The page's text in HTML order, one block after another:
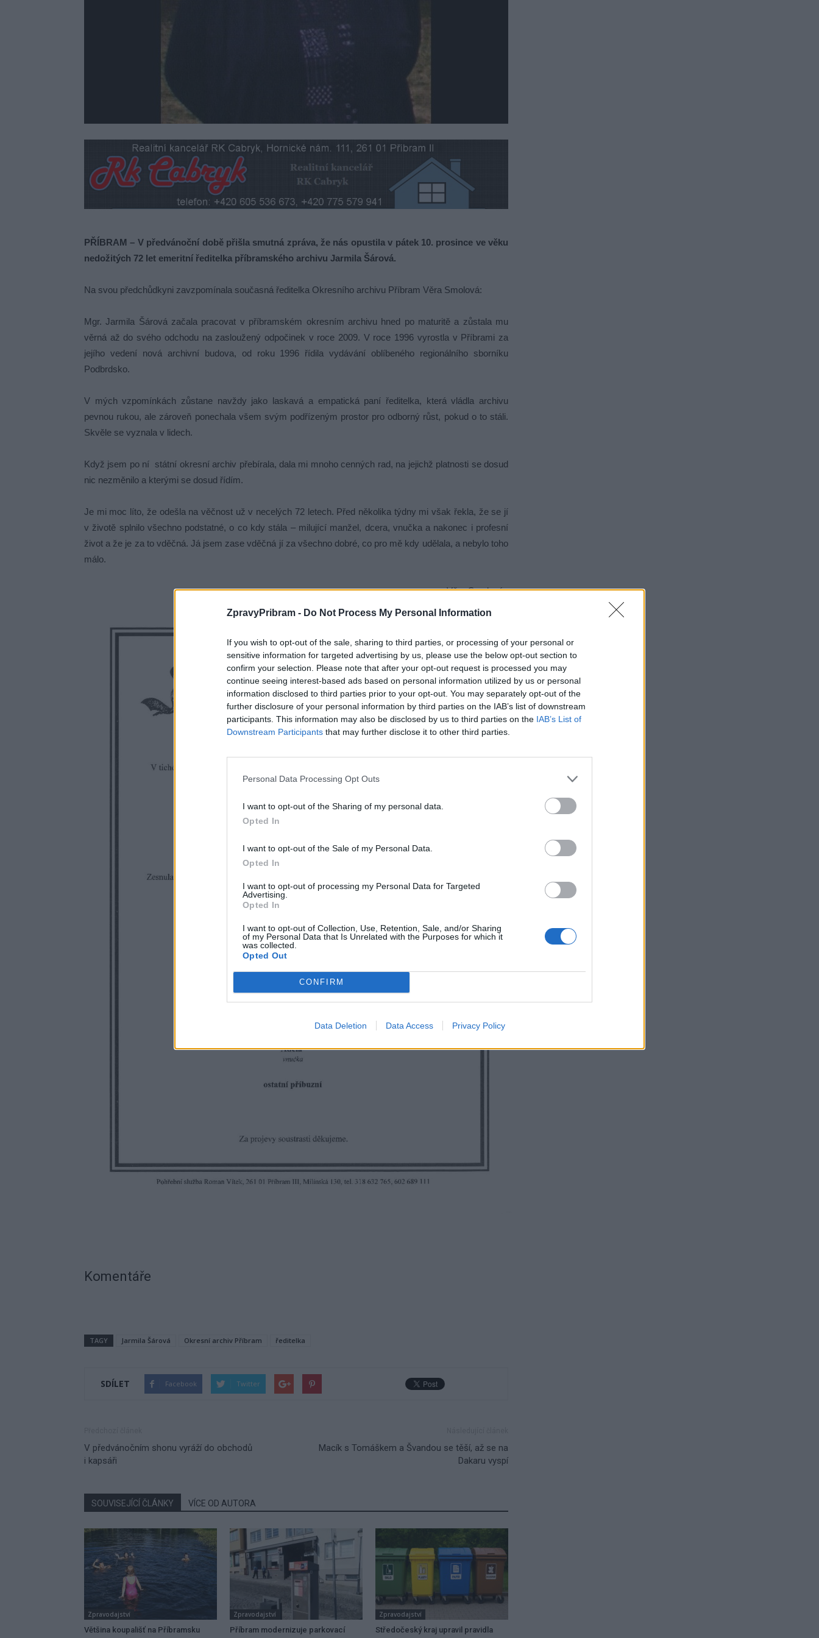
ZpravyPribram - Do Not Process My Personal Information
If you wish to opt-out of the sale, sharing to third parties, or processing of your personal or
sensitive information for targeted advertising by us, please use the below opt-out section to
confirm your selection. Please note that after your opt-out request is processed you may
continue seeing interest-based ads based on personal information utilized by us or personal
information disclosed to third parties prior to your opt-out. You may separately opt-out of the
further disclosure of your personal information by third parties on the IAB’s list of downstream
participants. This information may also be disclosed by us to third parties on the IAB’s List of
Downstream Participants that may further disclose it to other third parties.
Personal Data Processing Opt Outs
I want to opt-out of the Sharing of my personal data.
Opted In
I want to opt-out of the Sale of my Personal Data.
Opted In
I want to opt-out of processing my Personal Data for Targeted
Advertising.
Opted In
I want to opt-out of Collection, Use, Retention, Sale, and/or Sharing
of my Personal Data that Is Unrelated with the Purposes for which it
was collected.
Opted Out
CONFIRM
Data Deletion Data Access Privacy Policy
PŘÍBRAM – V předvánoční době přišla smutná zpráva, že nás opustila v pátek 10. prosince ve věku
nedožitých 72 let emeritní ředitelka příbramského archivu Jarmila Šárová.
Na svou předchůdkyni zavzpomínala současná ředitelka Okresního archivu Příbram Věra Smolová:
Mgr. Jarmila Šárová začala pracovat v příbramském okresním archivu hned po maturitě a zůstala mu
věrná až do svého odchodu na zasloužený odpočinek v roce 2009. V roce 1996 vyrostla v Příbrami za
jejího vedení nová archivní budova, od roku 1996 řídila vydávání oblíbeného regionálního sborníku
Podbrdsko.
V mých vzpomínkách zůstane navždy jako laskavá a empatická paní ředitelka, která vládla archivu
pevnou rukou, ale zároveň ponechala všem svým podřízeným prostor pro odborný růst, pokud o to stáli.
Skvěle se vyznala v lidech.
Když jsem po ní státní okresní archiv přebírala, dala mi mnoho cenných rad, na jejichž platnosti se dosud
nic nezměnilo a kterými se dosud řídím.
Je mi moc líto, že odešla na věčnost už v necelých 72 letech. Před několika týdny mi však řekla, že se jí
v životě splnilo všechno podstatné, o co kdy stála – milující manžel, dcera, vnučka a nakonec i profesní
život a že je za to vděčná. Já jsem zase vděčná jí za všechno dobré, co pro mě kdy udělala, a nebylo toho
málo.
Věra Smolová
Komentáře
TAGY Jarmila Šárová Okresní archiv Příbram ředitelka
SDÍLET Facebook Twitter
V předvánočním shonu vyráží do obchodů
i kapsáři
Macík s Tomáškem a Švandou se těší, až se na
Dakaru vyspí
SOUVISEJÍCÍ ČLÁNKY VÍCE OD AUTORA
Zpravodajství
Většina koupališť na Příbramsku
Zpravodajství
Příbram modernizuje parkovací
Zpravodajství
Středočeský kraj upravil pravidla